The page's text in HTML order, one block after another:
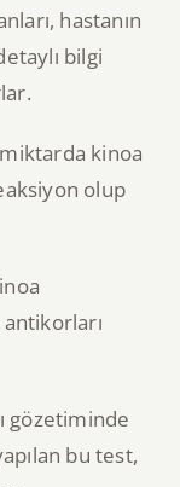
hastanın
bilgi
kinoa
olup
gözetiminde
bu test,